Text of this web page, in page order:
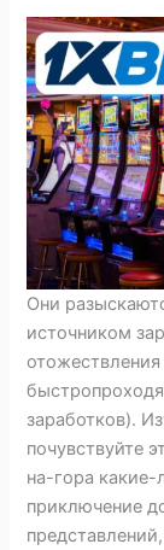
Они
источником
заработков).
почувствуйте
на-гора
приключение